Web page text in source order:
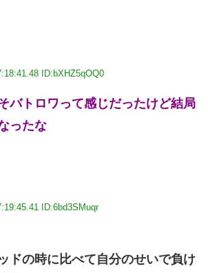
ID:bXHZ5qOQ0
バトロワって感じだったけど結局
ったな
ID:6bd3SMuqr
ドの時に比べて自分のせいで負け